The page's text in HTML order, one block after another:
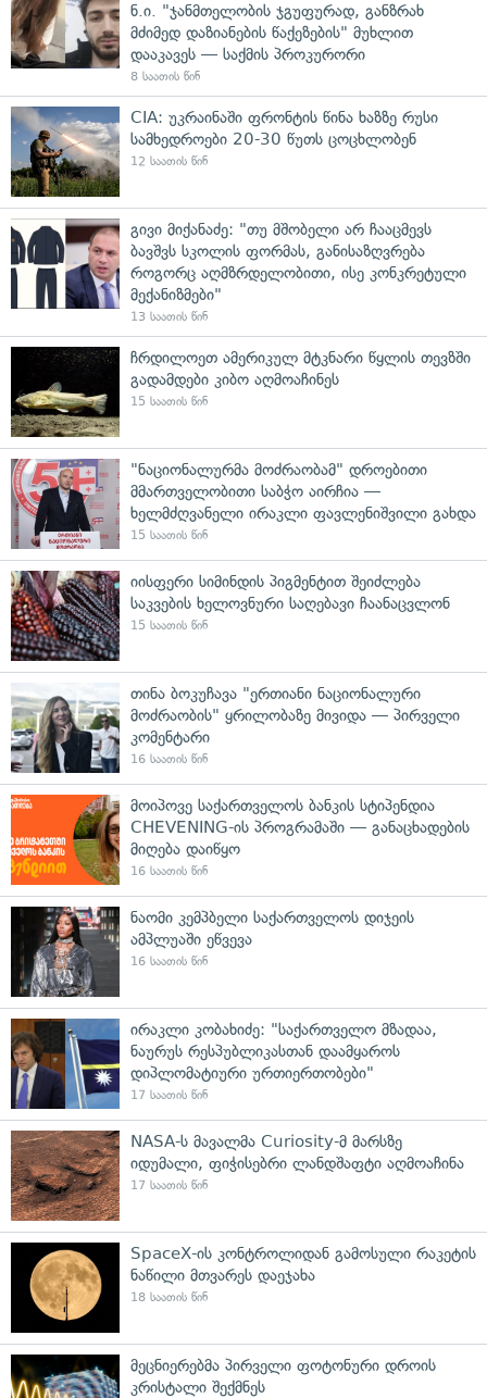
ნ.ი. "ჯანმთელობის ჯგუფურად, განზრახ
მძიმედ დაზიანების წაქეზების" მუხლით
დააკავეს — საქმის პროკურორი
8 საათის წინ
CIA: უკრაინაში ფრონტის წინა ხაზზე რუსი
სამხედროები 20-30 წუთს ცოცხლობენ
12 საათის წინ
გივი მიქანაძე: "თუ მშობელი არ ჩააცმევს
ბავშვს სკოლის ფორმას, განისაზღვრება
როგორც აღმზრდელობითი, ისე კონკრეტული
მექანიზმები"
13 საათის წინ
ჩრდილოეთ ამერიკულ მტკნარი წყლის თევზში
გადამდები კიბო აღმოაჩინეს
15 საათის წინ
"ნაციონალურმა მოძრაობამ" დროებითი
მმართველობითი საბჭო აირჩია —
ხელმძღვანელი ირაკლი ფავლენიშვილი გახდა
15 საათის წინ
იისფერი სიმინდის პიგმენტით შეიძლება
საკვების ხელოვნური საღებავი ჩაანაცვლონ
15 საათის წინ
თინა ბოკუჩავა "ერთიანი ნაციონალური
მოძრაობის" ყრილობაზე მივიდა — პირველი
კომენტარი
16 საათის წინ
მოიპოვე საქართველოს ბანკის სტიპენდია
CHEVENING-ის პროგრამაში — განაცხადების
მიღება დაიწყო
16 საათის წინ
ნაომი კემპბელი საქართველოს დიჯეის
ამპლუაში ეწვევა
16 საათის წინ
ირაკლი კობახიძე: "საქართველო მზადაა,
ნაურუს რესპუბლიკასთან დაამყაროს
დიპლომატიური ურთიერთობები"
17 საათის წინ
NASA-ს მავალმა Curiosity-მ მარსზე
იდუმალი, ფიჭისებრი ლანდშაფტი აღმოაჩინა
17 საათის წინ
SpaceX-ის კონტროლიდან გამოსული რაკეტის
ნაწილი მთვარეს დაეჯახა
18 საათის წინ
მეცნიერებმა პირველი ფოტონური დროის
კრისტალი შექმნეს